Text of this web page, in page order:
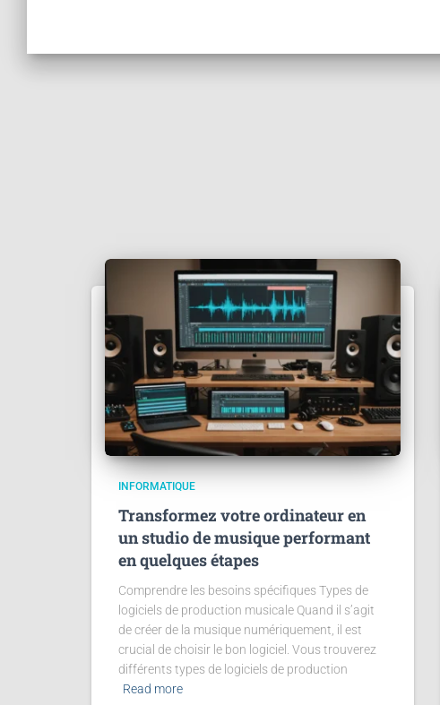
INFORMATIQUE
Transformez votre ordinateur en
un studio de musique performant
en quelques étapes
Comprendre les besoins spécifiques Types de
logiciels de production musicale Quand il s’agit
de créer de la musique numériquement, il est
crucial de choisir le bon logiciel. Vous trouverez
différents types de logiciels de production
Read more